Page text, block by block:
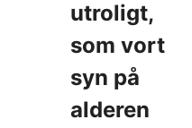
utroligt,
som vort
syn på
alderen